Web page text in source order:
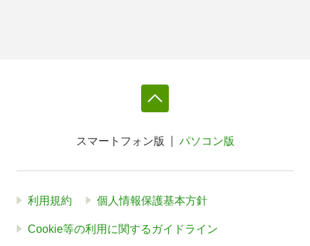
スマートフォン版 パソコン版
利用規約 個人情報保護基本方針
Cookie等の利用に関するガイドライン